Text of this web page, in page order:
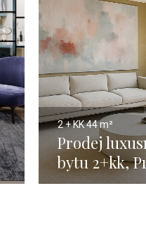
2 + KK44 m²
Prodej
bytu 2+kk,
Staré město